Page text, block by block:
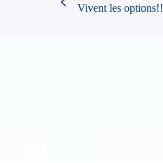
Vivent les options!!